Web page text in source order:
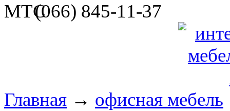
(066) 845-11-37
Главная → офисная мебель